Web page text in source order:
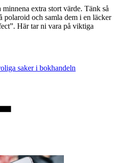
extra stort värde. Tänk så
polaroid och samla dem i en läcker
Här tar ni vara på viktiga
saker i bokhandeln